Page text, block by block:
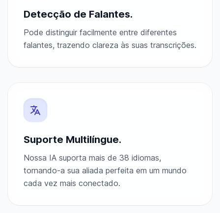
Detecção de Falantes.
Pode distinguir facilmente entre diferentes
falantes, trazendo clareza às suas transcrições.
Suporte Multilíngue.
Nossa IA suporta mais de 38 idiomas,
tornando-a sua aliada perfeita em um mundo
cada vez mais conectado.